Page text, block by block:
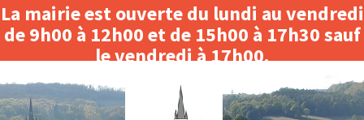
La mairie est ouverte du lundi au vendredi
de 9h00 à 12h00 et de 15h00 à 17h30 sauf
le vendredi à 17h00.
Fermeture le matin du 3 au 14 août 2026.
to
content
to
left
sidebar
to
right
sidebar
to
footer